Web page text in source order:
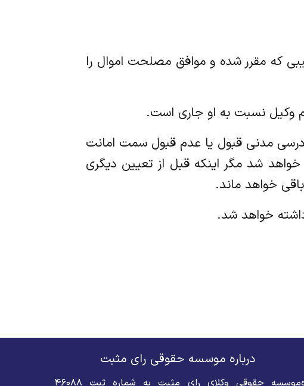
که مقرر شده و موافق مصلحت اموال را
دادرسی مدنی قبول یا عدم قبول سمت امانت
شد مگر اینکه قبل از تعیین دیگری
خواهد ماند.
درباره موسسه حقوقی رای مثبت
موسسه حقوقی وکلای رای مثبت به شماره ثبت ۴۶۰۸۸